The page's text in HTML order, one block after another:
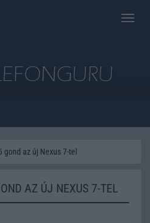
Toggle
gond az új Nexus 7-tel
AZ ÚJ NEXUS 7-TEL